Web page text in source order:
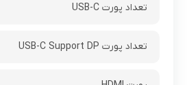
تعداد پورت USB-C
تعداد پورت USB-C Support DP